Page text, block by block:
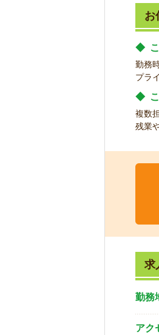
お
◆
勤務
プラ
◆
複数
残業
求
勤務
アク